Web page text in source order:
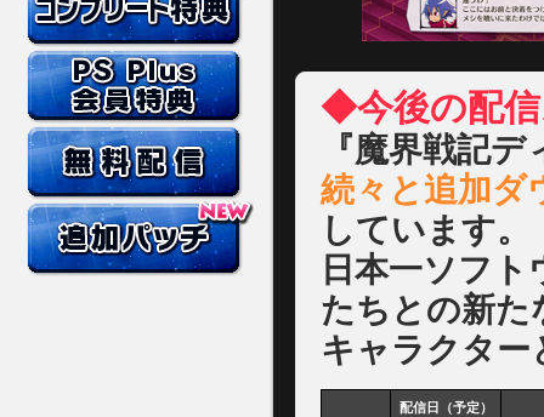
◆今後の配
『魔界戦記
続々と追加ダ
しています。
日本一ソフ
たちとの新た
キャラクター
配信日（予定）